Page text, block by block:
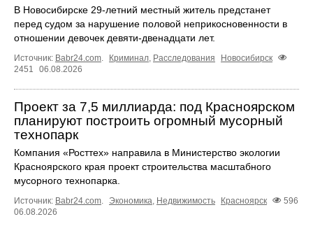
В Новосибирске 29-летний местный житель предстанет
перед судом за нарушение половой неприкосновенности в
отношении девочек девяти-двенадцати лет.
Источник: Babr24.com Криминал Расследования
Новосибирск
2451
06.08.2026
Проект за 7,5 миллиарда: под Красноярском
планируют построить огромный мусорный
технопарк
Компания «Росттех» направила в Министерство экологии
Красноярского края проект строительства масштабного
мусорного технопарка.
Источник: Babr24.com Экономика Недвижимость Красноярск
596
06.08.2026